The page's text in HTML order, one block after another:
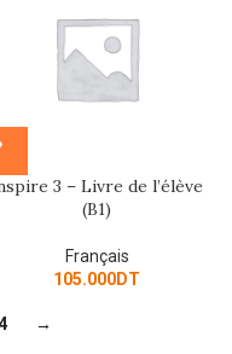
3 – Livre de l’élève
(B1)
Français
105.000DT
→